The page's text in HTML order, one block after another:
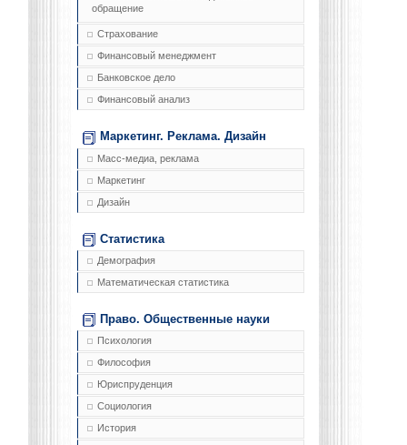
обращение
Страхование
Финансовый менеджмент
Банковское дело
Финансовый анализ
Маркетинг. Реклама. Дизайн
Масс-медиа, реклама
Маркетинг
Дизайн
Статистика
Демография
Математическая статистика
Право. Общественные науки
Психология
Философия
Юриспруденция
Социология
История